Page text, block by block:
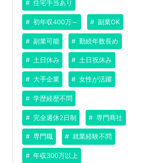
住宅手当あり
初年収400万～ 副業OK
副業可能 勤続年数長め
土日休み 土日祝休み
大手企業 女性が活躍
学歴経歴不問
完全週休2日制 専門商社
専門職 就業経験不問
年収300万以上